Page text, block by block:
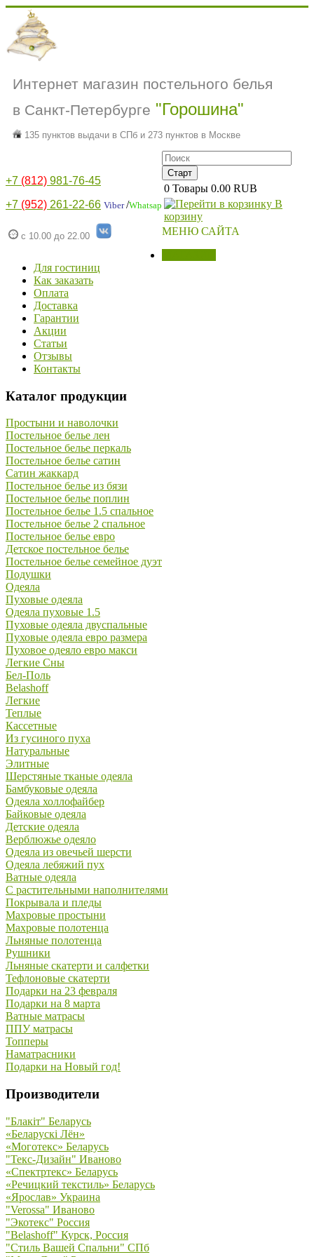
Интернет магазин постельного белья
в Санкт-Петербурге "Горошина"
135 пунктов выдачи в СПб и 273 пунктов в Москве
+7 (812) 981-76-45
+7 (952) 261-22-66 Viber/Whatsap
с 10.00 до 22.00
0 Товары 0.00 RUB
В
корзину
МЕНЮ САЙТА
Для гостиниц
Как заказать
Оплата
Доставка
Гарантии
Акции
Статьи
Отзывы
Контакты
Каталог продукции
Простыни и наволочки
Постельное белье лен
Постельное белье перкаль
Постельное белье сатин
Сатин жаккард
Постельное белье из бязи
Постельное белье поплин
Постельное белье 1.5 спальное
Постельное белье 2 спальное
Постельное белье евро
Детское постельное белье
Постельное белье семейное дуэт
Подушки
Одеяла
Пуховые одеяла
Одеяла пуховые 1.5
Пуховые одеяла двуспальные
Пуховые одеяла евро размера
Пуховое одеяло евро макси
Легкие Сны
Бел-Поль
Belashoff
Легкие
Теплые
Кассетные
Из гусиного пуха
Натуральные
Элитные
Шерстяные тканые одеяла
Бамбуковые одеяла
Одеяла холлофайбер
Байковые одеяла
Детские одеяла
Верблюжье одеяло
Одеяла из овечьей шерсти
Одеяла лебяжий пух
Ватные одеяла
С растительными наполнителями
Покрывала и пледы
Махровые простыни
Махровые полотенца
Льняные полотенца
Рушники
Льняные скатерти и салфетки
Тефлоновые скатерти
Подарки на 23 февраля
Подарки на 8 марта
Ватные матрасы
ППУ матрасы
Топперы
Наматрасники
Подарки на Новый год!
Производители
"Блакiт" Беларусь
«Беларускi Лён»
«Моготекс» Беларусь
"Текс-Дизайн" Иваново
«Спектртекс» Беларусь
«Речицкий текстиль» Беларусь
«Ярослав» Украина
"Verossa" Иваново
"Экотекс" Россия
"Belashoff" Курск, Россия
"Стиль Вашей Спальни" СПб